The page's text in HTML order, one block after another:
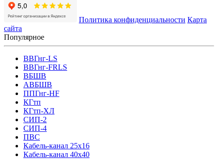
Политика конфиденциальности Карта
сайта
Популярное
ВВГнг-LS
ВВГнг-FRLS
ВБШВ
АВБШВ
ППГнг-HF
КГтп
КГтп-ХЛ
СИП-2
СИП-4
ПВС
Кабель-канал 25х16
Кабель-канал 40х40